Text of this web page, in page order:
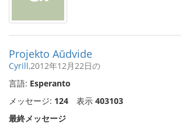
Projekto Aŭdvide
Cyrill,2012年12月22日の
言語: Esperanto
メッセージ: 124 表示 403103
最終メッセージ